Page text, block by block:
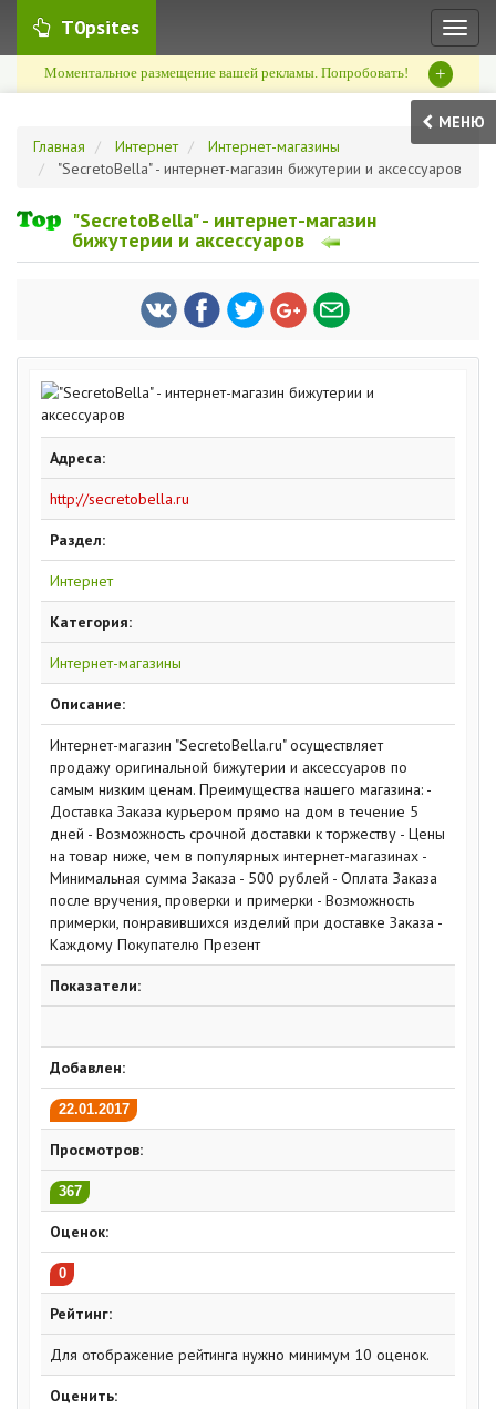
T0psites
Моментальное размещение вашей рекламы. Попробовать! +
МЕНЮ
Главная
Интернет
Интернет-магазины
"SecretoBella" - интернет-магазин бижутерии и аксессуаров
"SecretoBella" - интернет-магазин
бижутерии и аксессуаров
Адреса:
http://secretobella.ru
Раздел:
Интернет
Категория:
Интернет-магазины
Описание:
Интернет-магазин "SecretoBella.ru" осуществляет
продажу оригинальной бижутерии и аксессуаров по
самым низким ценам. Преимущества нашего магазина: -
Доставка Заказа курьером прямо на дом в течение 5
дней - Возможность срочной доставки к торжеству - Цены
на товар ниже, чем в популярных интернет-магазинах -
Минимальная сумма Заказа - 500 рублей - Оплата Заказа
после вручения, проверки и примерки - Возможность
примерки, понравившихся изделий при доставке Заказа -
Каждому Покупателю Презент
Показатели:
Добавлен:
22.01.2017
Просмотров:
367
Оценок:
0
Рейтинг:
Для отображение рейтинга нужно минимум 10 оценок.
Оценить: